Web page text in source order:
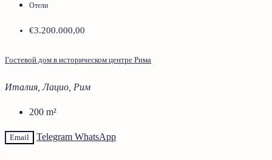
Отели
€3.200.000,00
Гостевой дом в историческом центре Рима
Италия, Лацио, Рим
200 m²
Email Telegram WhatsApp